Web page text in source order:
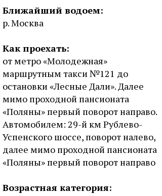
Ближайший водоем:
р. Москва
Как проехать:
от метро «Молодежная»
маршрутным такси №121 до
остановки «Лесные Дали». Далее
мимо проходной пансионата
«Поляны» первый поворот направо.
Автомобилем: 29-й км Рублево-
Успенского шоссе, поворот налево,
далее мимо проходной пансионата
«Поляны» первый поворот направо
Возрастная категория: